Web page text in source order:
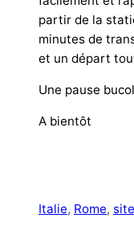
partir de la
minutes de
et un départ
Une pause
A bientôt
Italie, Rome,